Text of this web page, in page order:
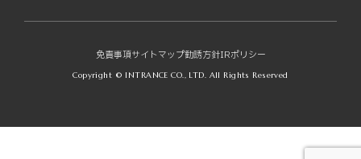
免責事項サイトマップ勧誘方針IRポリシー
Copyright © INTRANCE CO., LTD. All Rights Reserved